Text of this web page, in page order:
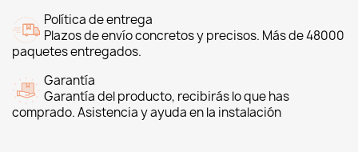
Política de entrega
Plazos de envío concretos y precisos. Más de 48000
paquetes entregados.
Garantía
Garantía del producto, recibirás lo que has
comprado. Asistencia y ayuda en la instalación